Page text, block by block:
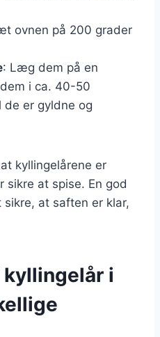
ovnen på 200 grader
: Læg dem på en
i ca. 40-50
de er gyldne og
kyllingelårene er
sikre at spise. En god
at saften er klar,
i